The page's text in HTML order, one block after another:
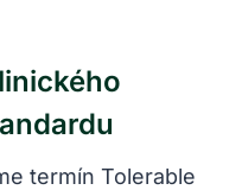
termín Tolerable